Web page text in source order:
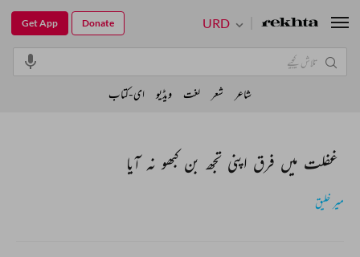
غفلت میں فرق اپنی تجھ بن کبھو نہ آیا
میر خلیق
URD
Get App Donate
شاعر شعر لغت ویڈیو ای-کتاب